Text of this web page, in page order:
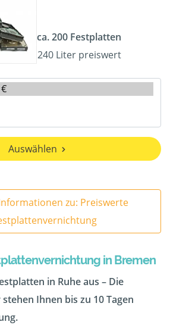
ca. 200 Festplatten
240 Liter preiswert
Auswählen
zu: Preiswerte
in Bremen
in Ruhe aus – Die
Ihnen bis zu 10 Tagen